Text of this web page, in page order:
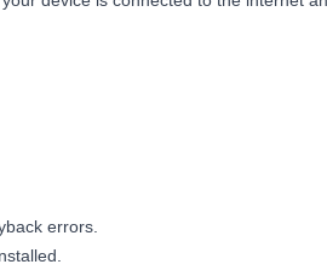
errors.